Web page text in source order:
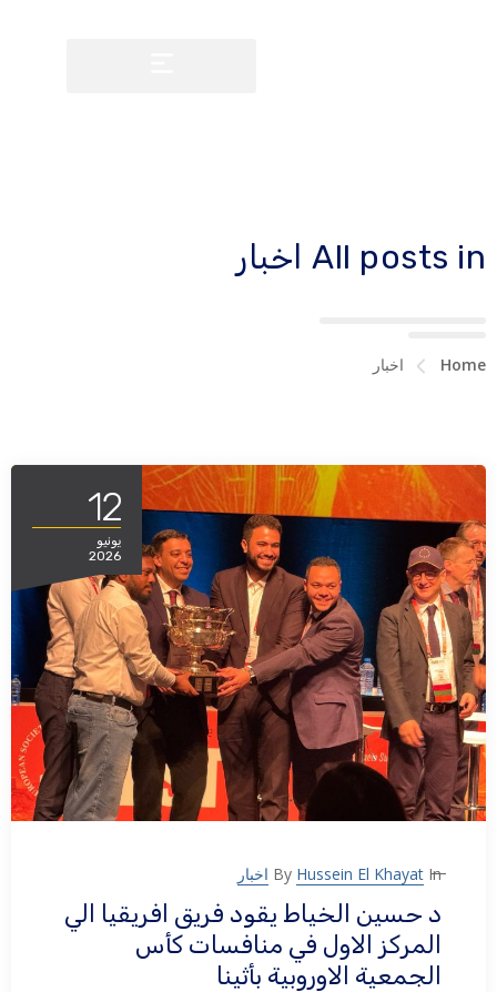
All posts in اخبار
Home اخبار
12
يونيو
2026
By Hussein El Khayat In اخبار
د حسين الخياط يقود فريق افريقيا الي
المركز الاول في منافسات كأس
الجمعية الاوروبية بأثينا